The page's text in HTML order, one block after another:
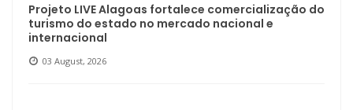
Projeto LIVE Alagoas fortalece comercialização do
turismo do estado no mercado nacional e
internacional
03 August, 2026